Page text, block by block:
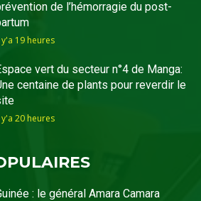
de l’hémorragie du post-
y'a 19 heures
vert du secteur n°4 de Manga:
centaine de plants pour reverdir le
y'a 20 heures
: le général Amara Camara